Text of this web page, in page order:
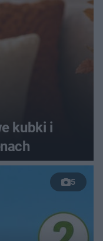
kubki i
5